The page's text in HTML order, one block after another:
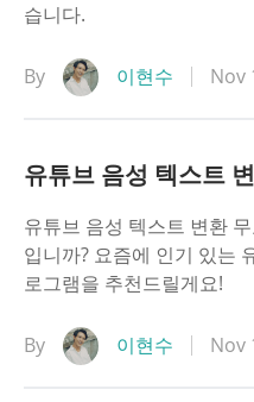
습니다.
By 이현수 Nov
유튜브 음성 텍스트
유튜브 음성 텍스트 변환
입니까? 요즘에 인기 있는
로그램을 추천드릴게요!
By 이현수 Nov